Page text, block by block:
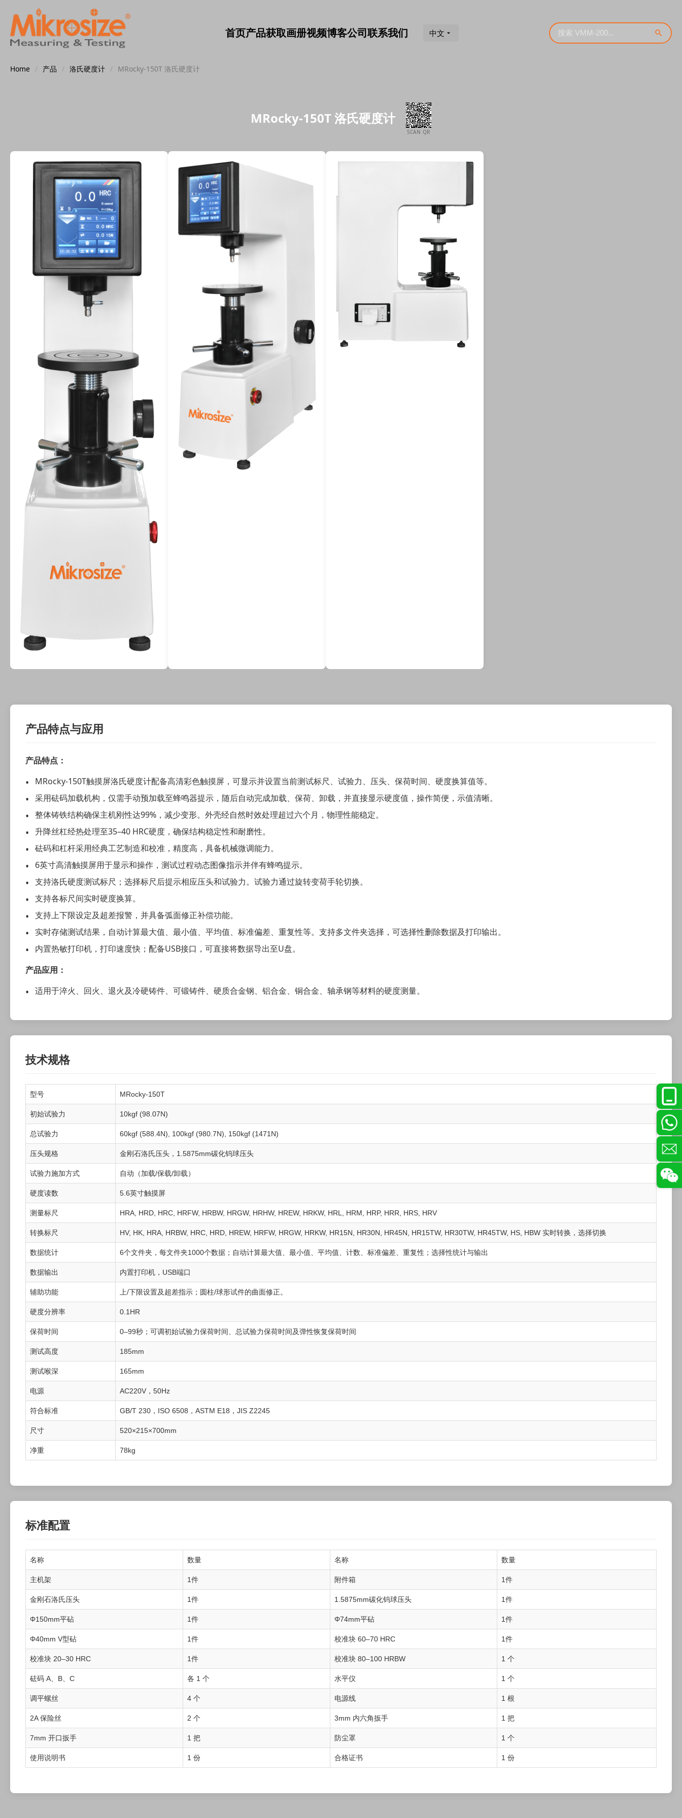
首页产品获取画册视频博客公司联系我们 中文
Home / 产品 / 洛氏硬度计 / MRocky-150T 洛氏硬度计
MRocky-150T 洛氏硬度计
SCAN QR
产品特点与应用
产品特点：
MRocky-150T触摸屏洛氏硬度计配备高清彩色触摸屏，可显示并设置当前测试标尺、试验力、压头、保荷时间、硬度换算值等。
采用砝码加载机构，仅需手动预加载至蜂鸣器提示，随后自动完成加载、保荷、卸载，并直接显示硬度值，操作简便，示值清晰。
整体铸铁结构确保主机刚性达99%，减少变形。外壳经自然时效处理超过六个月，物理性能稳定。
升降丝杠经热处理至35–40 HRC硬度，确保结构稳定性和耐磨性。
砝码和杠杆采用经典工艺制造和校准，精度高，具备机械微调能力。
6英寸高清触摸屏用于显示和操作，测试过程动态图像指示并伴有蜂鸣提示。
支持洛氏硬度测试标尺；选择标尺后提示相应压头和试验力。试验力通过旋转变荷手轮切换。
支持各标尺间实时硬度换算。
支持上下限设定及超差报警，并具备弧面修正补偿功能。
实时存储测试结果，自动计算最大值、最小值、平均值、标准偏差、重复性等。支持多文件夹选择，可选择性删除数据及打印输出。
内置热敏打印机，打印速度快；配备USB接口，可直接将数据导出至U盘。
产品应用：
适用于淬火、回火、退火及冷硬铸件、可锻铸件、硬质合金钢、铝合金、铜合金、轴承钢等材料的硬度测量。
技术规格
型号 MRocky-150T
初始试验力 10kgf (98.07N)
总试验力 60kgf (588.4N), 100kgf (980.7N), 150kgf (1471N)
压头规格 金刚石洛氏压头， 1.5875mm碳化钨球压头
试验力施加方式 自动（加载/保载/卸载）
硬度读数 5.6英寸触摸屏
测量标尺 HRA, HRD, HRC, HRFW, HRBW, HRGW, HRHW, HREW, HRKW, HRL, HRM, HRP, HRR, HRS, HRV
转换标尺 HV, HK, HRA, HRBW, HRC, HRD, HREW, HRFW, HRGW, HRKW, HR15N, HR30N, HR45N, HR15TW, HR30TW, HR45TW, HS, HBW 实时转换，选择切换
数据统计 6个文件夹，每文件夹1000个数据；自动计算最大值、最小值、平均值、计数、标准偏差、重复性；选择性统计与输出
数据输出 内置打印机，USB端口
辅助功能 上/下限设置及超差指示；圆柱/球形试件的曲面修正。
硬度分辨率 0.1HR
保荷时间 0–99秒；可调初始试验力保荷时间、总试验力保荷时间及弹性恢复保荷时间
测试高度 185mm
测试喉深 165mm
电源 AC220V，50Hz
符合标准 GB/T 230，ISO 6508，ASTM E18，JIS Z2245
尺寸 520×215×700mm
净重 78kg
标准配置
名称 数量 名称 数量
主机架 1件 附件箱 1件
金刚石洛氏压头 1件 1.5875mm碳化钨球压头 1件
Φ150mm平砧 1件 Φ74mm平砧 1件
Φ40mm V型砧 1件 校准块 60–70 HRC 1件
校准块 20–30 HRC 1件 校准块 80–100 HRBW 1 个
砝码 A、B、C 各 1 个 水平仪 1 个
调平螺丝 4 个 电源线 1 根
2A 保险丝 2 个 3mm 内六角扳手 1 把
7mm 开口扳手 1 把 防尘罩 1 个
使用说明书 1 份 合格证书 1 份